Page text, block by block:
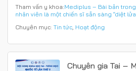
Tham vấn y khoa:Mediplus – Bài bản trong
nhân viên là một chiến sĩ sẵn sàng “diệt
Chuyên mục: Tin tức, Hoạt động
Chuyên gia Tai –